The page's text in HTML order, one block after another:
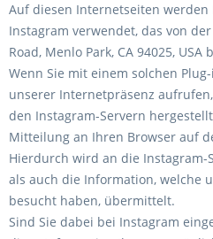
Auf diesen Internetseiten werden
Instagram verwendet, das von
Road, Menlo Park, CA 94025,
Wenn Sie mit einem solchen
unserer Internetpräsenz
den Instagram-Servern
Mitteilung an Ihren Browser auf
Hierdurch wird an die Instagram-
als auch die Information, welche
besucht haben, übermittelt.
Sind Sie dabei bei Instagram